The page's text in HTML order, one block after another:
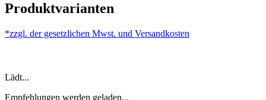
Produktvarianten
*zzgl. der gesetzlichen Mwst. und Versandkosten
Lädt...
Empfehlungen werden geladen...